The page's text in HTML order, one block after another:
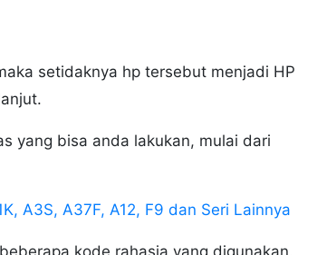
setidaknya hp tersebut menjadi HP
yang bisa anda lakukan, mulai dari
A3S, A37F, A12, F9 dan Seri Lainnya